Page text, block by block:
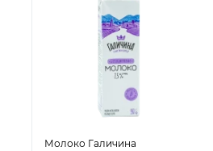
Молоко Галичина